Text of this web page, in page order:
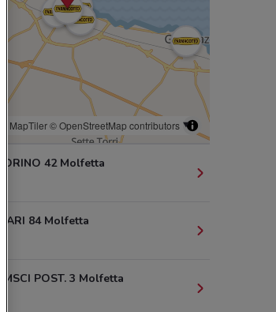
© MapTiler© OpenStreetMap contributors
42 Molfetta
84 Molfetta
POST. 3 Molfetta